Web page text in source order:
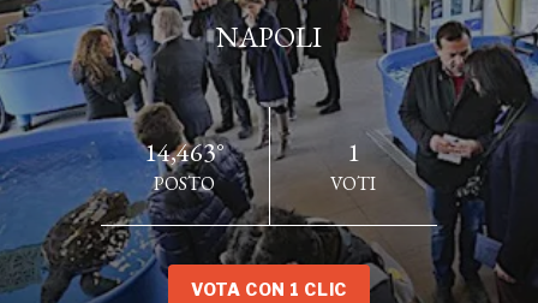
NAPOLI
14,463°
POSTO
1
VOTI
VOTA CON 1 CLIC